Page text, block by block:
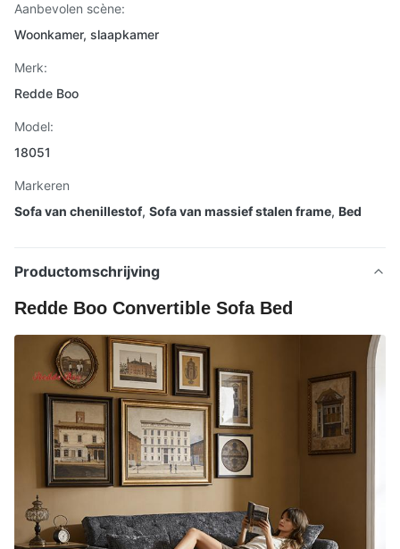
Aanbevolen scène:
Woonkamer, slaapkamer
Merk:
Redde Boo
Model:
18051
Markeren
Sofa van chenillestof, Sofa van massief stalen frame, Bed
Productomschrijving
Redde Boo Convertible Sofa Bed